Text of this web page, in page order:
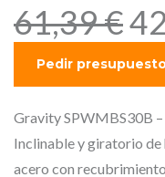
61,39€E
l
p
r
e
c
Gravity SPWMBS30B
Inclinable y giratorio de
acero con